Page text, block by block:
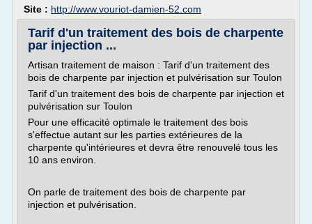
Site : http://www.vouriot-damien-52.com
Tarif d'un traitement des bois de charpente
par injection ...
Artisan traitement de maison : Tarif d'un traitement des
bois de charpente par injection et pulvérisation sur Toulon
Tarif d'un traitement des bois de charpente par injection et
pulvérisation sur Toulon
Pour une efficacité optimale le traitement des bois
s'effectue autant sur les parties extérieures de la
charpente qu'intérieures et devra être renouvelé tous les
10 ans environ.
On parle de traitement des bois de charpente par
injection et pulvérisation.